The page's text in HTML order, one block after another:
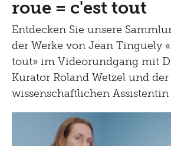
roue = c'est tout
Entdecken Sie unsere
der Werke von Jean Tinguely
tout» im Videorundgang mit
Kurator Roland Wetzel und der
wissenschaftlichen Assistentin